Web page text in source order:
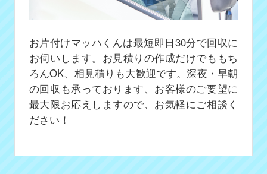
お片付けマッハくんは最短即日30分で回収に
お伺いします。お見積りの作成だけでももち
ろんOK、相見積りも大歓迎です。深夜・早朝
の回収も承っております、お客様のご要望に
最大限お応えしますので、お気軽にご相談く
ださい！